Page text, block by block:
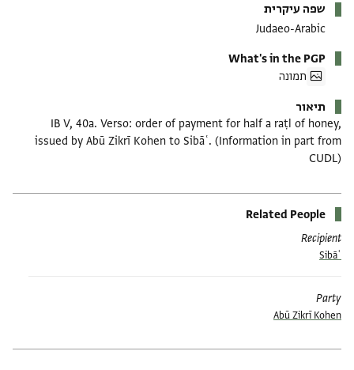
שפה עיקרית
Judaeo-Arabic
What's in the PGP
תמונה
תיאור
IB V, 40a. Verso: order of payment for half a raṭl of honey,
issued by Abū Zikrī Kohen to Sibāʿ. (Information in part from
CUDL)
Related People
Recipient
Sibāʿ
Party
Abū Zikrī Kohen